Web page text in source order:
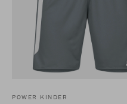
POWER KINDER